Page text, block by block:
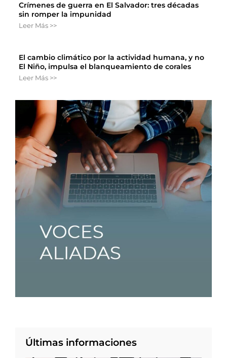
Crímenes de guerra en El Salvador: tres décadas
sin romper la impunidad
Leer Más >>
El cambio climático por la actividad humana, y no
El Niño, impulsa el blanqueamiento de corales
Leer Más >>
Últimas informaciones